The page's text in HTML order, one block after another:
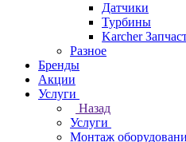
Датчики
Турбины
Karcher
Разное
Бренды
Акции
Услуги
Назад
Услуги
Монтаж